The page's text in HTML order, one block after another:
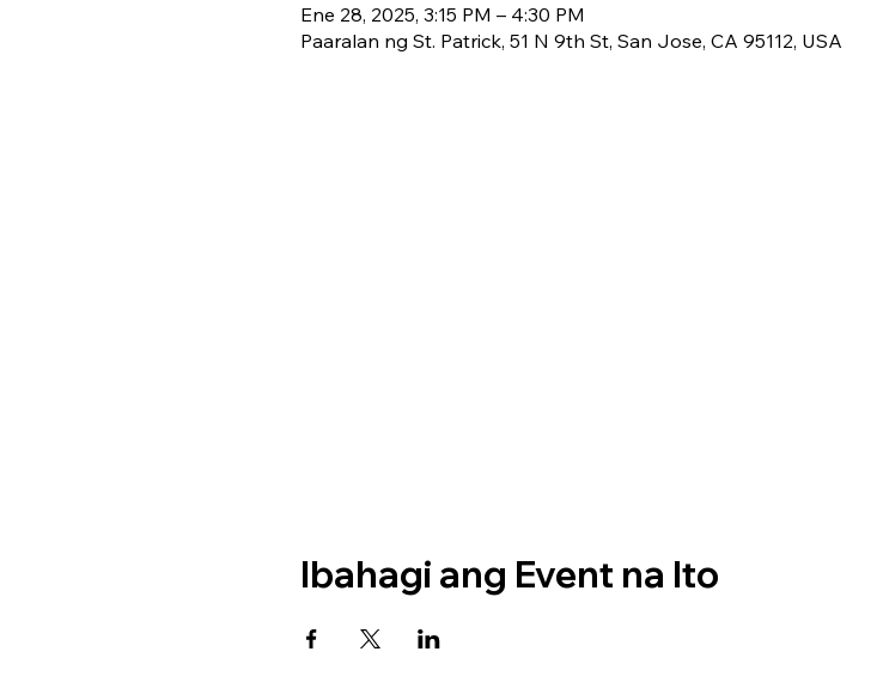
Ene 28, 2025, 3:15 PM – 4:30 PM
Paaralan ng St. Patrick, 51 N 9th St, San Jose, CA 95112, USA
Ibahagi ang Event na Ito